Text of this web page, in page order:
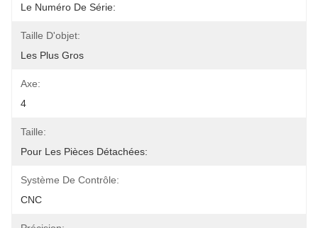
Le Numéro De Série:
Taille D'objet:
Les Plus Gros
Axe:
4
Taille:
Pour Les Pièces Détachées:
Système De Contrôle:
CNC